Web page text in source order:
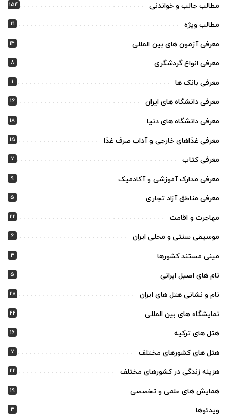
مطالب جالب و خواندنی 154
مطالب ویژه 21
معرفی آزمون های بین المللی 14
معرفی انواع گردشگری 8
معرفی بانک ها 1
معرفی دانشگاه های ایران 16
معرفی دانشگاه های دنیا 18
معرفی غذاهای خارجی و آداب صرف غذا 15
معرفی کتاب 7
معرفی مدارک آموزشی و آکادمیک 9
معرفی مناطق آزاد تجاری 5
مهاجرت و اقامت 22
موسیقی سنتی و محلی ایران 6
مینی مستند کشورها 4
نام های اصیل ایرانی 5
نام و نشانی هتل های ایران 28
نمایشگاه های بین المللی 22
هتل های ترکیه 16
هتل های کشورهای مختلف 7
هزینه زندگی در کشورهای مختلف 22
همایش های علمی و تخصصی 19
ویدئوها 4